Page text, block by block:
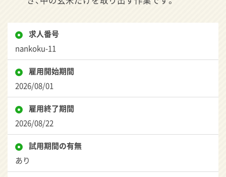
求人番号
nankoku-11
雇用開始期間
2026/08/01
雇用終了期間
2026/08/22
試用期間の有無
あり